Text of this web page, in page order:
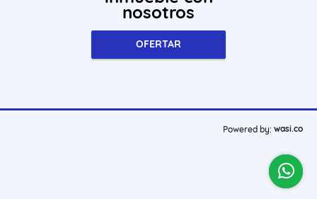
nosotros
OFERTAR
Powered by: wasi.co